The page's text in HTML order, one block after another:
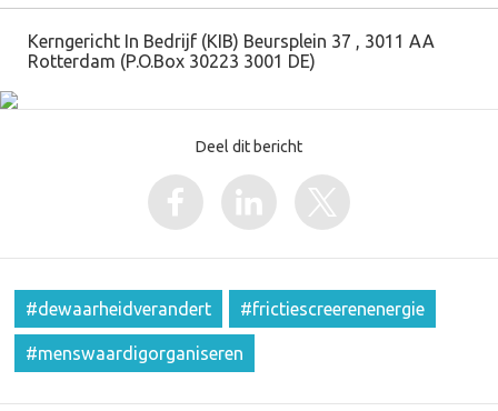
Kerngericht In Bedrijf (KIB) Beursplein 37 , 3011 AA
Rotterdam (P.O.Box 30223 3001 DE)
Deel dit bericht
#dewaarheidverandert #frictiescreerenenergie
#menswaardigorganiseren